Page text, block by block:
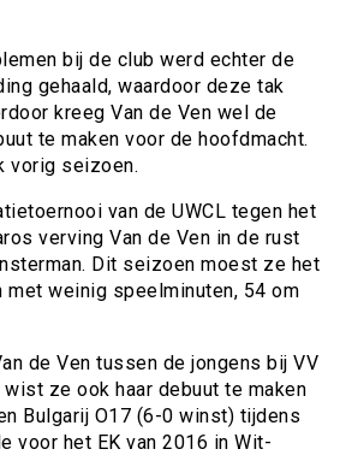
bij de club werd echter de
gehaald, waardoor deze tak
kreeg Van de Ven wel de
te maken voor de hoofdmacht.
vorig seizoen.
van de UWCL tegen het
verving Van de Ven in de rust
Dit seizoen moest ze het
weinig speelminuten, 54 om
de Ven tussen de jongens bij VV
ze ook haar debuut te maken
Bulgarij O17 (6-0 winst) tijdens
voor het EK van 2016 in Wit-